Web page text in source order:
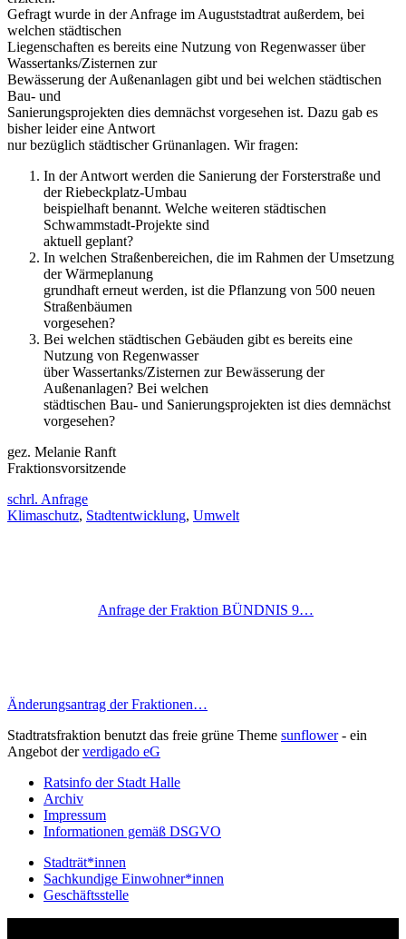
Gefragt wurde in der Anfrage im Auguststadtrat außerdem, bei
welchen städtischen
Liegenschaften es bereits eine Nutzung von Regenwasser über
Wassertanks/Zisternen zur
Bewässerung der Außenanlagen gibt und bei welchen städtischen
Bau- und
Sanierungsprojekten dies demnächst vorgesehen ist. Dazu gab es
bisher leider eine Antwort
nur bezüglich städtischer Grünanlagen. Wir fragen:
In der Antwort werden die Sanierung der Forsterstraße und
der Riebeckplatz-Umbau
beispielhaft benannt. Welche weiteren städtischen
Schwammstadt-Projekte sind
aktuell geplant?
In welchen Straßenbereichen, die im Rahmen der Umsetzung
der Wärmeplanung
grundhaft erneut werden, ist die Pflanzung von 500 neuen
Straßenbäumen
vorgesehen?
Bei welchen städtischen Gebäuden gibt es bereits eine
Nutzung von Regenwasser
über Wassertanks/Zisternen zur Bewässerung der
Außenanlagen? Bei welchen
städtischen Bau- und Sanierungsprojekten ist dies demnächst
vorgesehen?
gez. Melanie Ranft
Fraktionsvorsitzende
schrl. Anfrage
Klimaschutz, Stadtentwicklung, Umwelt
Anfrage der Fraktion BÜNDNIS 9…
Änderungsantrag der Fraktionen…
Stadtratsfraktion benutzt das freie grüne Theme sunflower‐ ein
Angebot derverdigado eG
Ratsinfo der Stadt Halle
Archiv
Impressum
Informationen gemäß DSGVO
Stadträt*innen
Sachkundige Einwohner*innen
Geschäftsstelle